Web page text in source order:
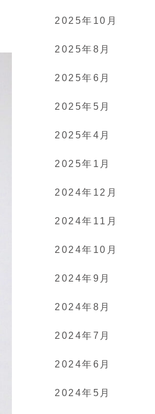
2025年10月
2025年8月
2025年6月
2025年5月
2025年4月
2025年1月
2024年12月
2024年11月
2024年10月
2024年9月
2024年8月
2024年7月
2024年6月
2024年5月